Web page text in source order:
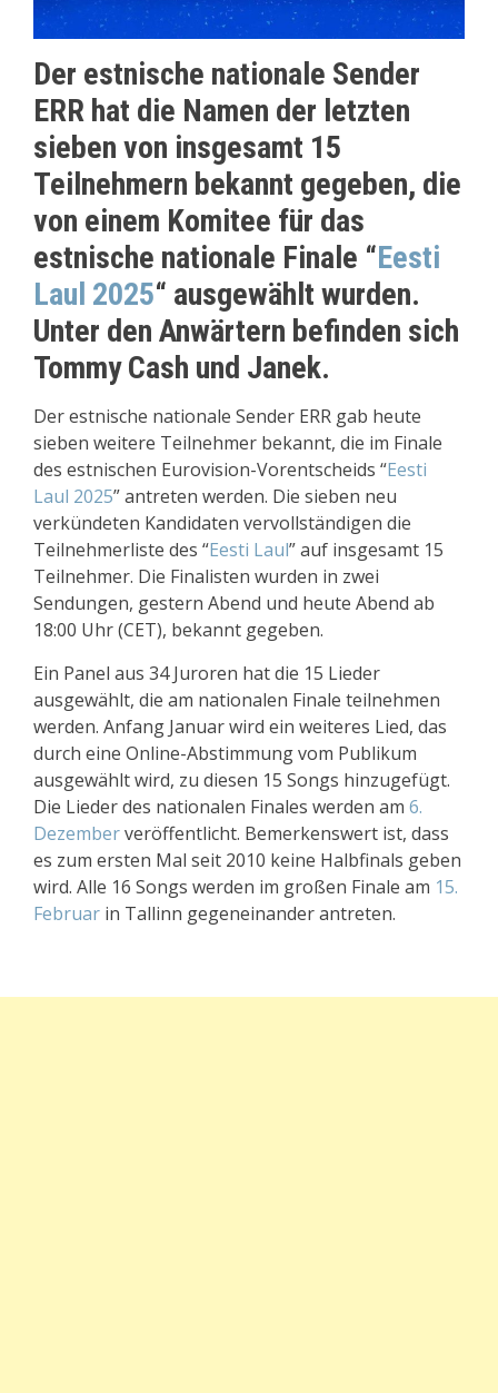
Der estnische nationale Sender
ERR hat die Namen der letzten
sieben von insgesamt 15
Teilnehmern bekannt gegeben, die
von einem Komitee für das
estnische nationale Finale “Eesti
Laul 2025“ ausgewählt wurden.
Unter den Anwärtern befinden sich
Tommy Cash und Janek.
Der estnische nationale Sender ERR gab heute
sieben weitere Teilnehmer bekannt, die im Finale
des estnischen Eurovision-Vorentscheids “Eesti
Laul 2025” antreten werden. Die sieben neu
verkündeten Kandidaten vervollständigen die
Teilnehmerliste des “Eesti Laul” auf insgesamt 15
Teilnehmer. Die Finalisten wurden in zwei
Sendungen, gestern Abend und heute Abend ab
18:00 Uhr (CET), bekannt gegeben.
Ein Panel aus 34 Juroren hat die 15 Lieder
ausgewählt, die am nationalen Finale teilnehmen
werden. Anfang Januar wird ein weiteres Lied, das
durch eine Online-Abstimmung vom Publikum
ausgewählt wird, zu diesen 15 Songs hinzugefügt.
Die Lieder des nationalen Finales werden am 6.
Dezemberveröffentlicht. Bemerkenswert ist, dass
es zum ersten Mal seit 2010 keine Halbfinals geben
wird. Alle 16 Songs werden im großen Finale am 15.
Februar in Tallinn gegeneinander antreten.